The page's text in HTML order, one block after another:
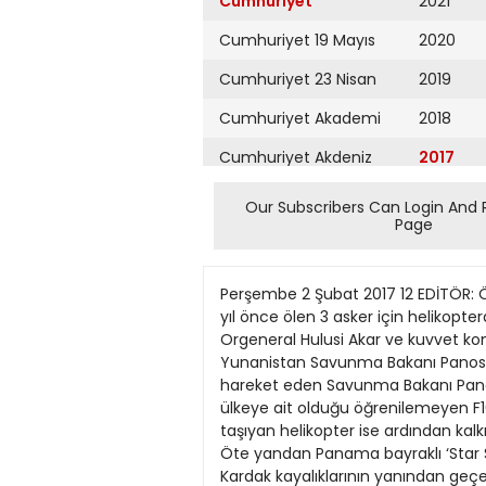
Cumhuriyet 19 Mayıs
Cumhuriyet 23 Nisan
Cumhuriyet Akademi
Cumhuriyet Akdeniz
Cumhuriyet Alışveriş
Cumhuriyet Ankara
Cumhuriyet Büyük
Taaruz
Cumhuriyet
Cumartesi
Cumhuriyet Çevre
2020
2019
2018
2017
2016
2015
2013
2012
2011
2010
2009
Our Subscribers Can Login And
Page
Perşembe 2 Şubat 2017 12 EDİTÖR: ÖZGÜR ÖZKÜ TASARIM: ŞÜKRAN İŞCAN Atina’dan yeni ‘Kardak’ hamlesi Savunma Bakanı Kammenos, 21 yıl önce ölen 3 asker için helikopterden çelenk attı Kammenos, çelenk attığı görüntüleri Twitter’dan yayımladı. Genelkurmay Başkanı Orgeneral Hulusi Akar ve kuvvet komutanlarının geçen pazar günü öğle saatlerinde gidip inceleme yaptığı Kardak kayalıklarına, dün Yunanistan Savunma Bakanı Panos Kammenos geldi. Bazı askeri komutanlarla birlikte saat 08.30’da, Leros Adası’ndan helikopterle hareket eden Savunma Bakanı Panos Kammenos, kayalıklara 21 yıl önce ölen 3 Yunan askerinin anısına çelenk attı. O dakikalarda, hangi ülkeye ait olduğu öğrenilemeyen F16 uçakları, 30 dakika boyunca gökyüzünde uçtu. Kayalıklar üstünde bir süre uçan Kammenos’u taşıyan helikopter ise ardından kalkış yaptığı adaya döndü. Kammenos, Twitter’dan Kardak ziyaretinin fotoğraf ve görüntülerini paylaştı. Öte yandan Panama bayraklı ‘Star S’ isimli 150 metre uzunluğunda ve 21 metre genişliğindeki 11 bin 896 grostonluk kuru yük gemisi, Kardak kayalıklarının yanından geçerken çarpma ihtimali nedeniyle korkuttu. Bölgede 1 Türk sahil güvenlik botu ve P1208 bordo numaralı ‘Kaş’ isimli Türk karakol botu ile Yunan sahil güvenliğine ait 1 botun bekleyişi sürüyor. Tarihe Kardak Krizi olarak geçen olay 1996 yılının ocak ayında yaşanmış, Yunanistan ve Türkiye adaya karşılıklı bayrak dikmişti. l BODRUM / DHA Yunanistan’ın salı günü SAT komandolarını kayalıklara gönderdiği ortaya çıktı. 45 DAKİKALIK İT DALAŞI Türkiye’ye ait bir uçak dün saat 14.00 sıralarında Kardak kayalıklarının üzerinde 6 sorti yaptı. Bunun üzerine Yunan sahil güvenlik botu Türk karasularını ihlal etti. Sahil Güvenlik Komutanlığı’na ait 1 savaş gemisi ve 2 hücumbot tarafından kovalanan Yunan botu kendi sınırlarına çekildi. AKP’Lİ VEKİL: VURURUZ AKP İzmir Milletvekili Hüseyin Kocabıyık, Kardak’taki gelişmeler üzerinden Twitter’dan Yunanistan’ı tehdit etti. Kocabıyık, dün “Yunanistan’ı uyarıyorum: 1996’da bir korkak amiralin sayesinde kurtuldunuz. Bizimle Kardak oyunu oynamayın, sizi vururuz” mesajı attı. Şansölyeden bir ilk CHP lideri Kılıçdaroğlu “Gelmesinin nedeni yine Erdoğan’ı desteklemektir” diye eleştirdi. Merkel, 6’ncı kez geleceği Türkiye’de ilk defa muhalefet ile görüşecek DUYGU GÜVENÇ/ MAHMUT LICALI Almanya Şansölyesi Angela Merkel, hem Alman hem de Türkiye muhalefetinden Ankara ziyaretine yönelik tepkiler üzerine 6’ncı Türkiye ziyaretinde ilk defa muhalefet ile de görüşmeye karar verdi.